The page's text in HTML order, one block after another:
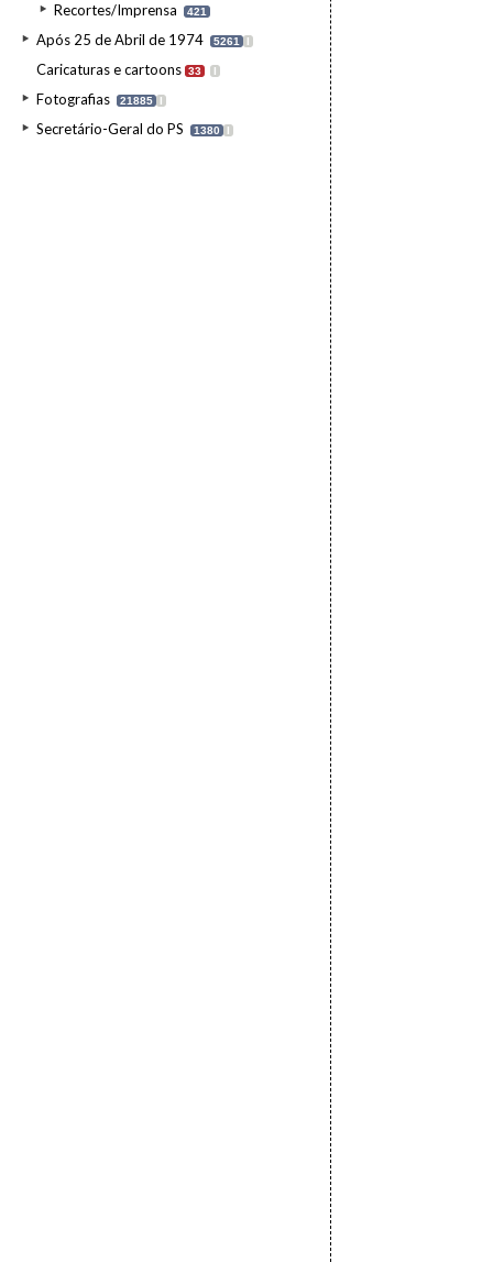
Recortes/Imprensa 421
Após 25 de Abril de 1974 5261 I
Caricaturas e cartoons 33 I
Fotografias 21885 I
Secretário-Geral do PS 1380 I